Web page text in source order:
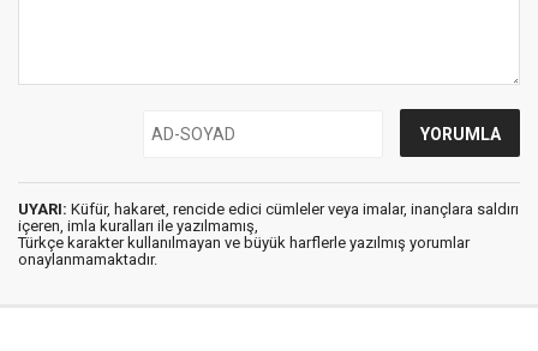
UYARI: Küfür, hakaret, rencide edici cümleler veya imalar, inançlara saldırı
içeren, imla kuralları ile yazılmamış,
Türkçe karakter kullanılmayan ve büyük harflerle yazılmış yorumlar
onaylanmamaktadır.